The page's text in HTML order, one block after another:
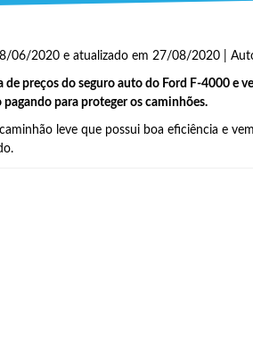
06/2020 e atualizado em 27/08/2020 |
de preços do seguro auto do Ford F-4000 e
para proteger os caminhões.
leve que possui boa eficiência e